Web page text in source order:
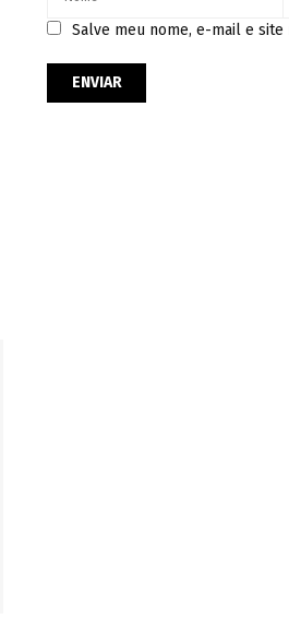
Salve meu nome, e-mail e